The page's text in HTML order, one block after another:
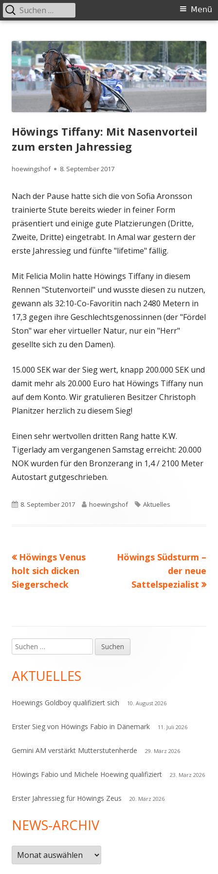
zum
Inhalt
Primäres
Menü
Suchen
nach:
Höwings Tiffany: Mit Nasenvorteil
zum ersten Jahressieg
Autor
hoewingshof
Veröffentlicht
8. September 2017
Nach der Pause hatte sich die von Sofia Aronsson
trainierte Stute bereits wieder in feiner Form
präsentiert und einige gute Platzierungen (Dritte,
Zweite, Dritte) eingetrabt. In Amal war gestern der
erste Jahressieg und fünfte "lifetime" fällig.
Mit Felicia Molin hatte Höwings Tiffany in diesem
Rennen "Stutenvorteil" und wusste diesen zu nutzen,
gewann als 32:10-Co-Favoritin nach 2480 Metern in
17,3 gegen ihre Geschlechtsgenossinnen (der "Fördel
Ston" war eher virtueller Natur, nur ein "Herr"
gesellte sich zu den Damen).
15.000 SEK war der Sieg wert, knapp 200.000 SEK und
damit mehr als 20.000 Euro hat Höwings Tiffany nun
auf dem Konto. Wir gratulieren Besitzer Christoph
Planitzer herzlich zu diesem Sieg!
Einen sehr wertvollen dritten Rang hatte K.W.
Tigerlady am vergangenen Samstag erreicht: 20.000
NOK wurden für den Bronzerang in 1,4 / 2100 Meter
Autostart gutgeschrieben.
Veröffentlicht
8. September 2017 Autor
hoewingshof Schlagwörter
Aktuelles
Beitragsnavigation
Vorheriger
Beitrag:
Höwings Venus
holt sich dicken
Siegerscheck
Nächster
Höwings Südsturm –
der neue
Sattelspezialist
Haupt-
Seitenleiste
Suchen
nach:
AKTUELLES
Hoewings Goldboy qualifiziert sich 10. August 2026
Erster Sieg von Höwings Fabio in Dänemark 11. Juli 2026
Gemini AM verstärkt Mutterstutenherde 29. März 2026
Höwings Fabio und Michele Hoewing qualifiziert 23. März 2026
Erster Jahressieg für Höwings Zeus 20. März 2026
NEWS-ARCHIV
News-
Archiv